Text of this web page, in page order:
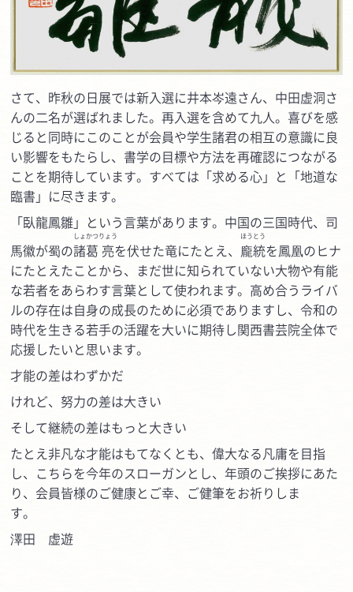
さて、昨秋の日展では新入選に井本岑遠さん、中田虚洞さ
んの二名が選ばれました。再入選を含めて九人。喜びを感
じると同時にこのことが会員や学生諸君の相互の意識に良
い影響をもたらし、書学の目標や方法を再確認につながる
ことを期待しています。すべては「求める心」と「地道な
臨書」に尽きます。
「臥龍鳳雛」という言葉があります。中国の三国時代、司
馬徽が蜀の諸葛
しょかつ
亮
りょう
を伏せた竜にたとえ、 龐
ほう
統
とう
を鳳凰のヒナ
にたとえたことから、まだ世に知られていない大物や有能
な若者をあらわす言葉として使われます。高め合うライバ
ルの存在は自身の成長のために必須でありますし、令和の
時代を生きる若手の活躍を大いに期待し関西書芸院全体で
応援したいと思います。
才能の差はわずかだ
けれど、努力の差は大きい
そして継続の差はもっと大きい
たとえ非凡な才能はもてなくとも、偉大なる凡庸を目指
し、こちらを今年のスローガンとし、年頭のご挨拶にあた
り、会員皆様のご健康とご幸、ご健筆をお祈りしま
す
澤田 虚遊